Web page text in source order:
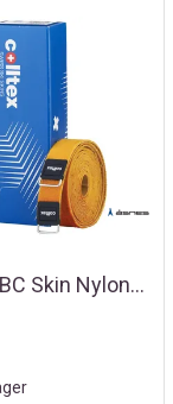
Colltex BC Skin Nylon 35X2000